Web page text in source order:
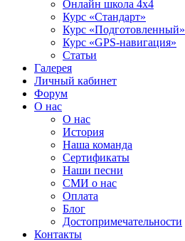
Онлайн школа 4х4
Курс «Стандарт»
Курс «Подготовленный»
Курс «GPS-навигация»
Статьи
Галерея
Личный кабинет
Форум
О нас
О нас
История
Наша команда
Сертификаты
Наши песни
СМИ о нас
Оплата
Блог
Достопримечательности
Контакты